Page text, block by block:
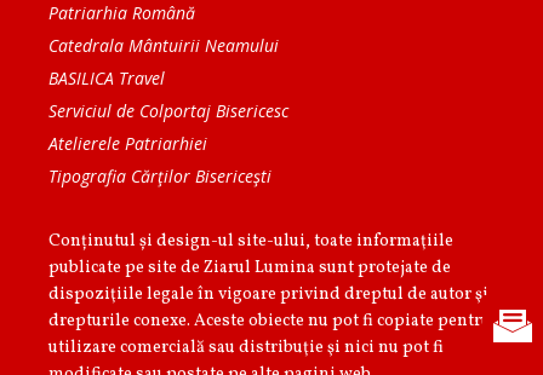
Patriarhia Română
Catedrala Mântuirii Neamului
BASILICA Travel
Serviciul de Colportaj Bisericesc
Atelierele Patriarhiei
Tipografia Cărţilor Bisericeşti
Conținutul și design-ul site-ului, toate informaţiile
publicate pe site de Ziarul Lumina sunt protejate de
dispoziţiile legale în vigoare privind dreptul de autor şi
drepturile conexe. Aceste obiecte nu pot fi copiate pentru
utilizare comercială sau distribuţie şi nici nu pot fi